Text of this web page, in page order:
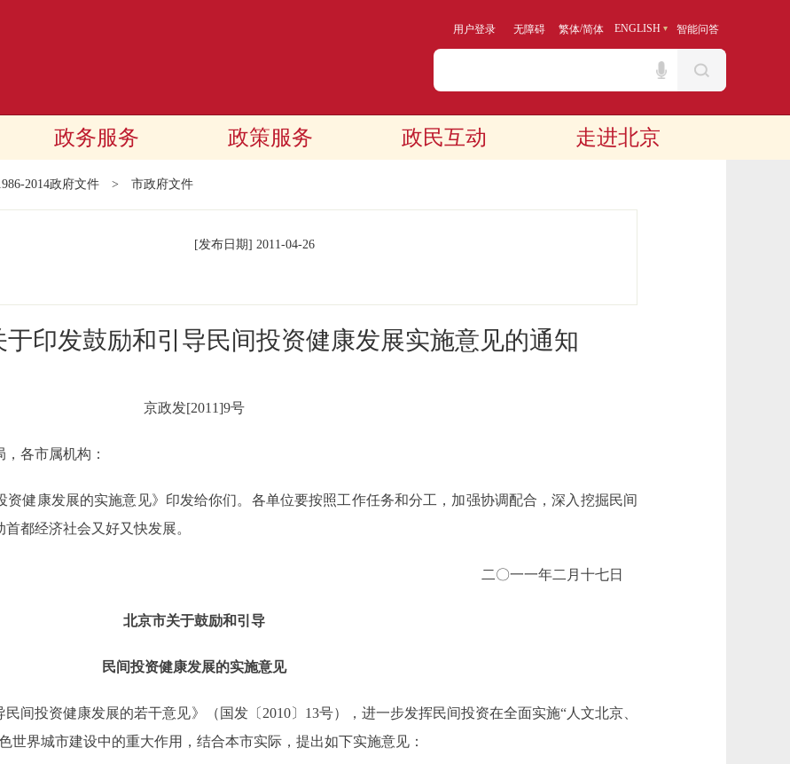
用户登录 无障碍 繁体/简体 ENGLISH 智能问答
政务服务 政策服务 政民互动 走进北京
2014政府文件 > 市政府文件
[发布日期] 2011-04-26
印发鼓励和引导民间投资健康发展实施意见的通知
京政发[2011]9号
各市属机构：
康发展的实施意见》印发给你们。各单位要按照工作任务和分工，加强协调配合，深入挖掘民间
都经济社会又好又快发展。
二〇一一年二月十七日
北京市关于鼓励和引导
民间投资健康发展的实施意见
投资健康发展的若干意见》（国发〔2010〕13号），进一步发挥民间投资在全面实施“人文北京、
世界城市建设中的重大作用，结合本市实际，提出如下实施意见：